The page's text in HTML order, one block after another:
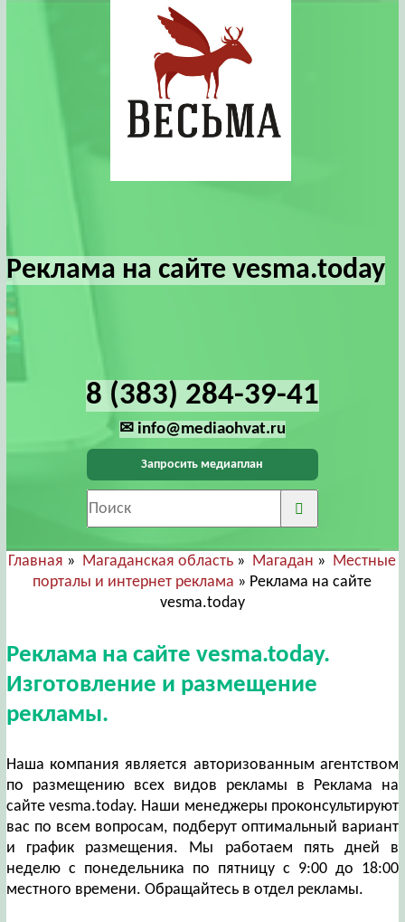
Реклама на сайте vesma.today
8 (383) 284-39-41
✉ info@mediaohvat.ru
Запросить медиаплан
Главная » Магаданская область » Магадан » Местные
порталы и интернет реклама » Реклама на сайте
vesma.today
Реклама на сайте vesma.today.
Изготовление и размещение
рекламы.
Наша компания является авторизованным агентством
по размещению всех видов рекламы в Реклама на
сайте vesma.today. Наши менеджеры проконсультируют
вас по всем вопросам, подберут оптимальный вариант
и график размещения. Мы работаем пять дней в
неделю с понедельника по пятницу с 9:00 до 18:00
местного времени. Обращайтесь в отдел рекламы.